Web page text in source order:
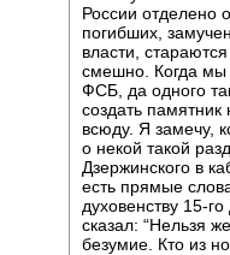
России отделено
погибших,
власти,
смешно. Когда мы
ФСБ, да одного
создать
всюду. Я замечу,
о некой такой
Дзержинского в
есть прямые
духовенству 15-
сказал: “Нельзя
безумие. Кто из